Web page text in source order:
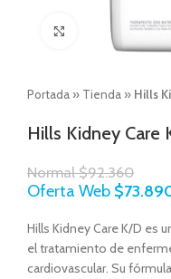
Click to enlarge
Portada » Tienda » Hills
Hills Kidney Care
Normal$92.360
Oferta Web $
Hills Kidney Care K/D es
el tratamiento de
cardiovascular. Su